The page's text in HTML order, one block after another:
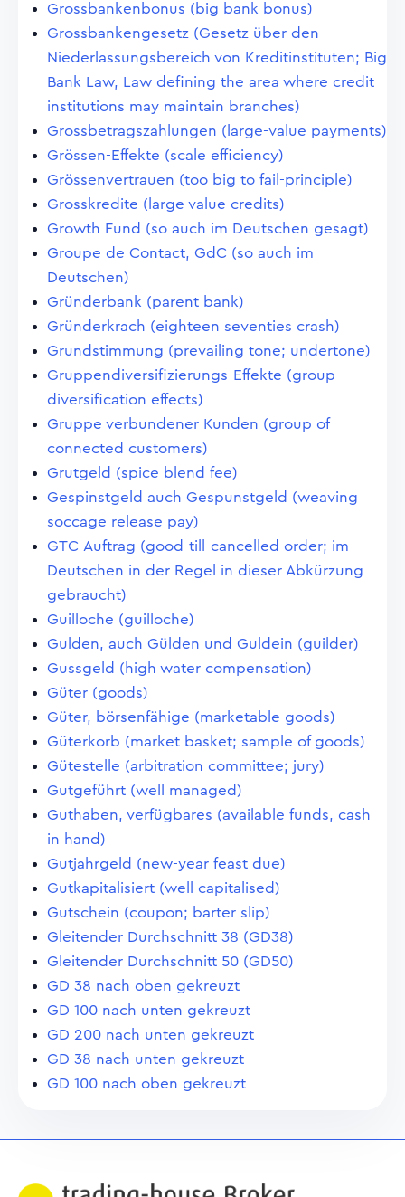
Grossbankenbonus (big bank bonus)
Grossbankengesetz (Gesetz über den
Niederlassungsbereich von Kreditinstituten; Big
Bank Law, Law defining the area where credit
institutions may maintain branches)
Grossbetragszahlungen (large-value payments)
Grössen-Effekte (scale efficiency)
Grössenvertrauen (too big to fail-principle)
Grosskredite (large value credits)
Growth Fund (so auch im Deutschen gesagt)
Groupe de Contact, GdC (so auch im
Deutschen)
Gründerbank (parent bank)
Gründerkrach (eighteen seventies crash)
Grundstimmung (prevailing tone; undertone)
Gruppendiversifizierungs-Effekte (group
diversification effects)
Gruppe verbundener Kunden (group of
connected customers)
Grutgeld (spice blend fee)
Gespinstgeld auch Gespunstgeld (weaving
soccage release pay)
GTC-Auftrag (good-till-cancelled order; im
Deutschen in der Regel in dieser Abkürzung
gebraucht)
Guilloche (guilloche)
Gulden, auch Gülden und Guldein (guilder)
Gussgeld (high water compensation)
Güter (goods)
Güter, börsenfähige (marketable goods)
Güterkorb (market basket; sample of goods)
Gütestelle (arbitration committee; jury)
Gutgeführt (well managed)
Guthaben, verfügbares (available funds, cash
in hand)
Gutjahrgeld (new-year feast due)
Gutkapitalisiert (well capitalised)
Gutschein (coupon; barter slip)
Gleitender Durchschnitt 38 (GD38)
Gleitender Durchschnitt 50 (GD50)
GD 38 nach oben gekreuzt
GD 100 nach unten gekreuzt
GD 200 nach unten gekreuzt
GD 38 nach unten gekreuzt
GD 100 nach oben gekreuzt